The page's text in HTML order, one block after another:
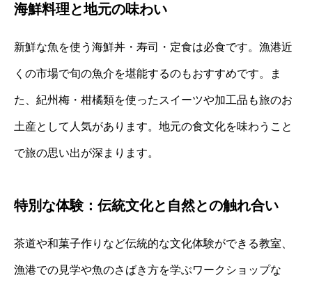
海鮮料理と地元の味わい
新鮮な魚を使う海鮮丼・寿司・定食は必食です。漁港近
くの市場で旬の魚介を堪能するのもおすすめです。ま
た、紀州梅・柑橘類を使ったスイーツや加工品も旅のお
土産として人気があります。地元の食文化を味わうこと
で旅の思い出が深まります。
特別な体験：伝統文化と自然との触れ合い
茶道や和菓子作りなど伝統的な文化体験ができる教室、
漁港での見学や魚のさばき方を学ぶワークショップな